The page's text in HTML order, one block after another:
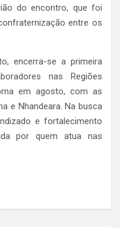
do encontro, que foi
entre os
encerra-se a primeira
nas Regiões
em agosto, com as
e Nhandeara. Na busca
e fortalecimento
por quem atua nas